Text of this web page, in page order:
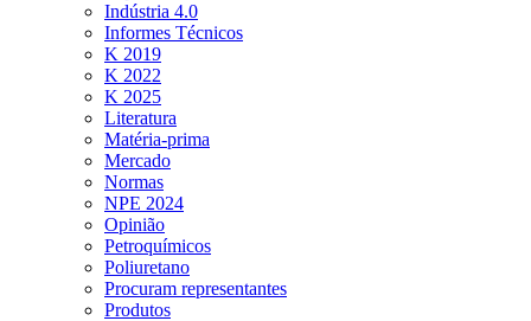
Indústria 4.0
Informes Técnicos
K 2019
K 2022
K 2025
Literatura
Matéria-prima
Mercado
Normas
NPE 2024
Opinião
Petroquímicos
Poliuretano
Procuram representantes
Produtos